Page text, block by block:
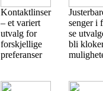
Kontaktlinser
– et variert
utvalg for
forskjellige
preferanser
senger i
se
bli